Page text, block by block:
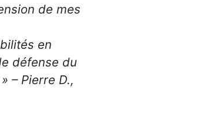
de mes
en
défense du
– Pierre D.,